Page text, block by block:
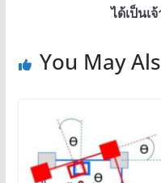
ได้เป็นเ
You May